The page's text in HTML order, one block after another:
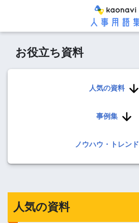
お役立ち資料
人気の資料
事例集
ノウハウ・トレンド
人気の資料